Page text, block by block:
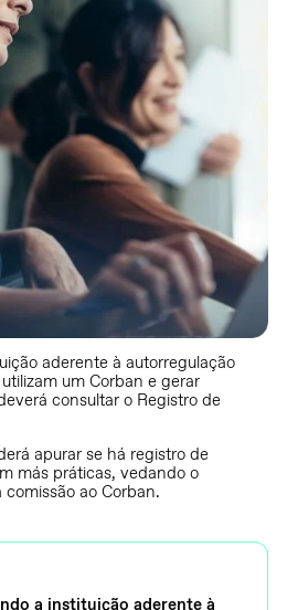
aderente à autorregulação
um Corban e gerar
consultar o Registro de
apurar se há registro de
más práticas, vedando o
ao Corban.